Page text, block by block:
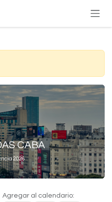
CABA
2026
Agregar al calendario: